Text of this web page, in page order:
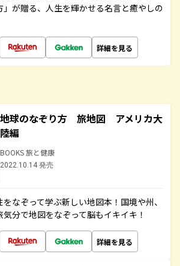
」が贈る、人生を輝かせる名言と癒やしの
詳細を見る
地球のなぞり方 旅地図 アメリカ大
陸編
BOOKS 旅と健康
2022.10.14 発売
なぞって学ぶ新しい地図本！国境や州、
分で地図をなぞって脳もイキイキ！
詳細を見る